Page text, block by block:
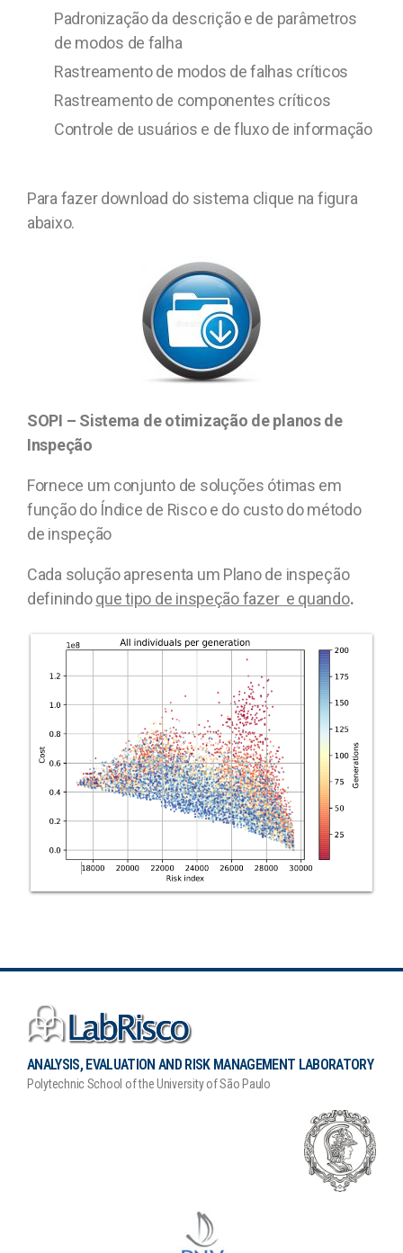
Padronização da descrição e de parâmetros
de modos de falha
Rastreamento de modos de falhas críticos
Rastreamento de componentes críticos
Controle de usuários e de fluxo de informação
Para fazer download do sistema clique na figura
abaixo.
SOPI – Sistema de otimização de planos de
Inspeção
Fornece um conjunto de soluções ótimas em
função do Índice de Risco e do custo do método
de inspeção
Cada solução apresenta um Plano de inspeção
definindoque tipo de inspeção fazer e quando.
ANALYSIS, EVALUATION AND RISK MANAGEMENT LABORATORY
Polytechnic School of the University of São Paulo